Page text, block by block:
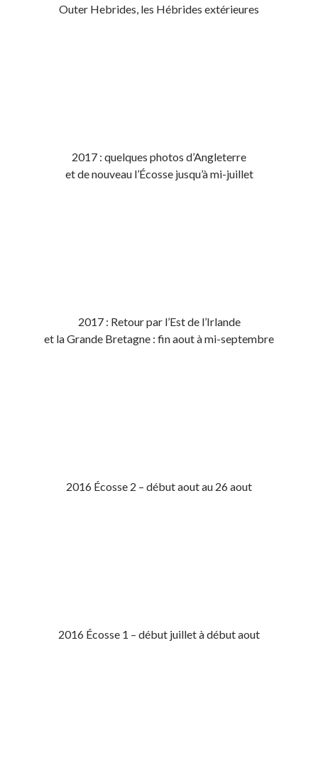
Outer Hebrides, les Hébrides extérieures
2017 : quelques photos d’Angleterre
et de nouveau l’Écosse jusqu’à mi-juillet
2017 : Retour par l’Est de l’Irlande
et la Grande Bretagne : fin aout à mi-septembre
2016 Écosse 2 – début aout au 26 aout
2016 Écosse 1 – début juillet à début aout